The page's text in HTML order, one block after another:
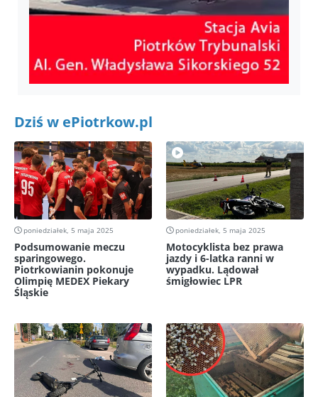
Dziś w ePiotrkow.pl
poniedziałek, 5 maja 2025
Podsumowanie meczu
sparingowego.
Piotrkowianin pokonuje
Olimpię MEDEX Piekary
Śląskie
poniedziałek, 5 maja 2025
Motocyklista bez prawa
jazdy i 6-latka ranni w
wypadku. Lądował
śmigłowiec LPR